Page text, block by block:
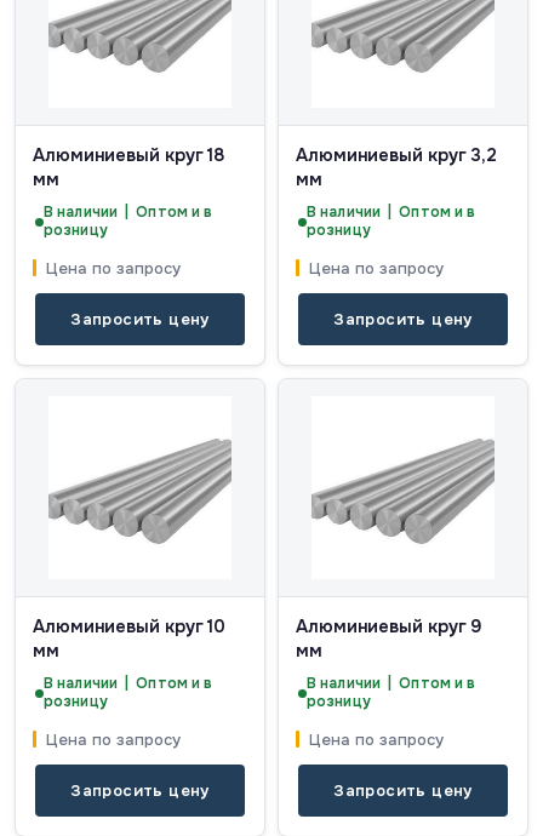
Алюминиевый круг 18
мм
В наличии | Оптом и в
розницу
Цена по запросу
Запросить цену
Алюминиевый круг 3,2
мм
В наличии | Оптом и в
розницу
Цена по запросу
Запросить цену
Алюминиевый круг 10
мм
В наличии | Оптом и в
розницу
Цена по запросу
Запросить цену
Алюминиевый круг 9
мм
В наличии | Оптом и в
розницу
Цена по запросу
Запросить цену